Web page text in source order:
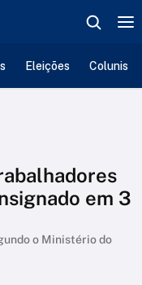
Eleições
em 3
o Ministério do